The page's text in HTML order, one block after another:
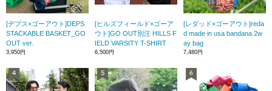
[デプス×ゴーアウト]DEPS
STACKABLE BASKET_GO
OUT ver.
3,950円
[ヒルズフィールド×ゴーア
ウト]GO OUT別注 HILLS F
IELD VARSITY T-SHIRT
6,500円
[レダッド×ゴーアウト]reda
d made in usa bandana 2w
ay bag
7,480円